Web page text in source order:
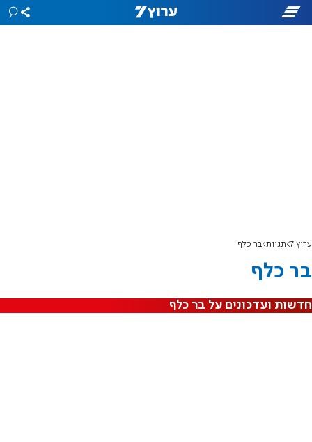
ערוץ 7 תגיות בר כלף
בר כלף
חדשות ועדכונים על בר כלף